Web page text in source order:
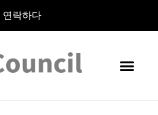
연락하다